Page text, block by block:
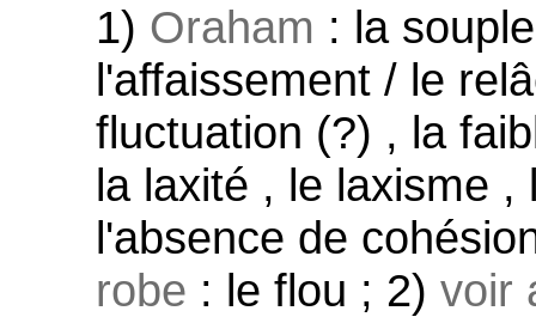
1) Oraham : la
l'affaissement / le
fluctuation (?) , la
la laxité , le laxisme
l'absence de
robe : le flou ; 2) voir